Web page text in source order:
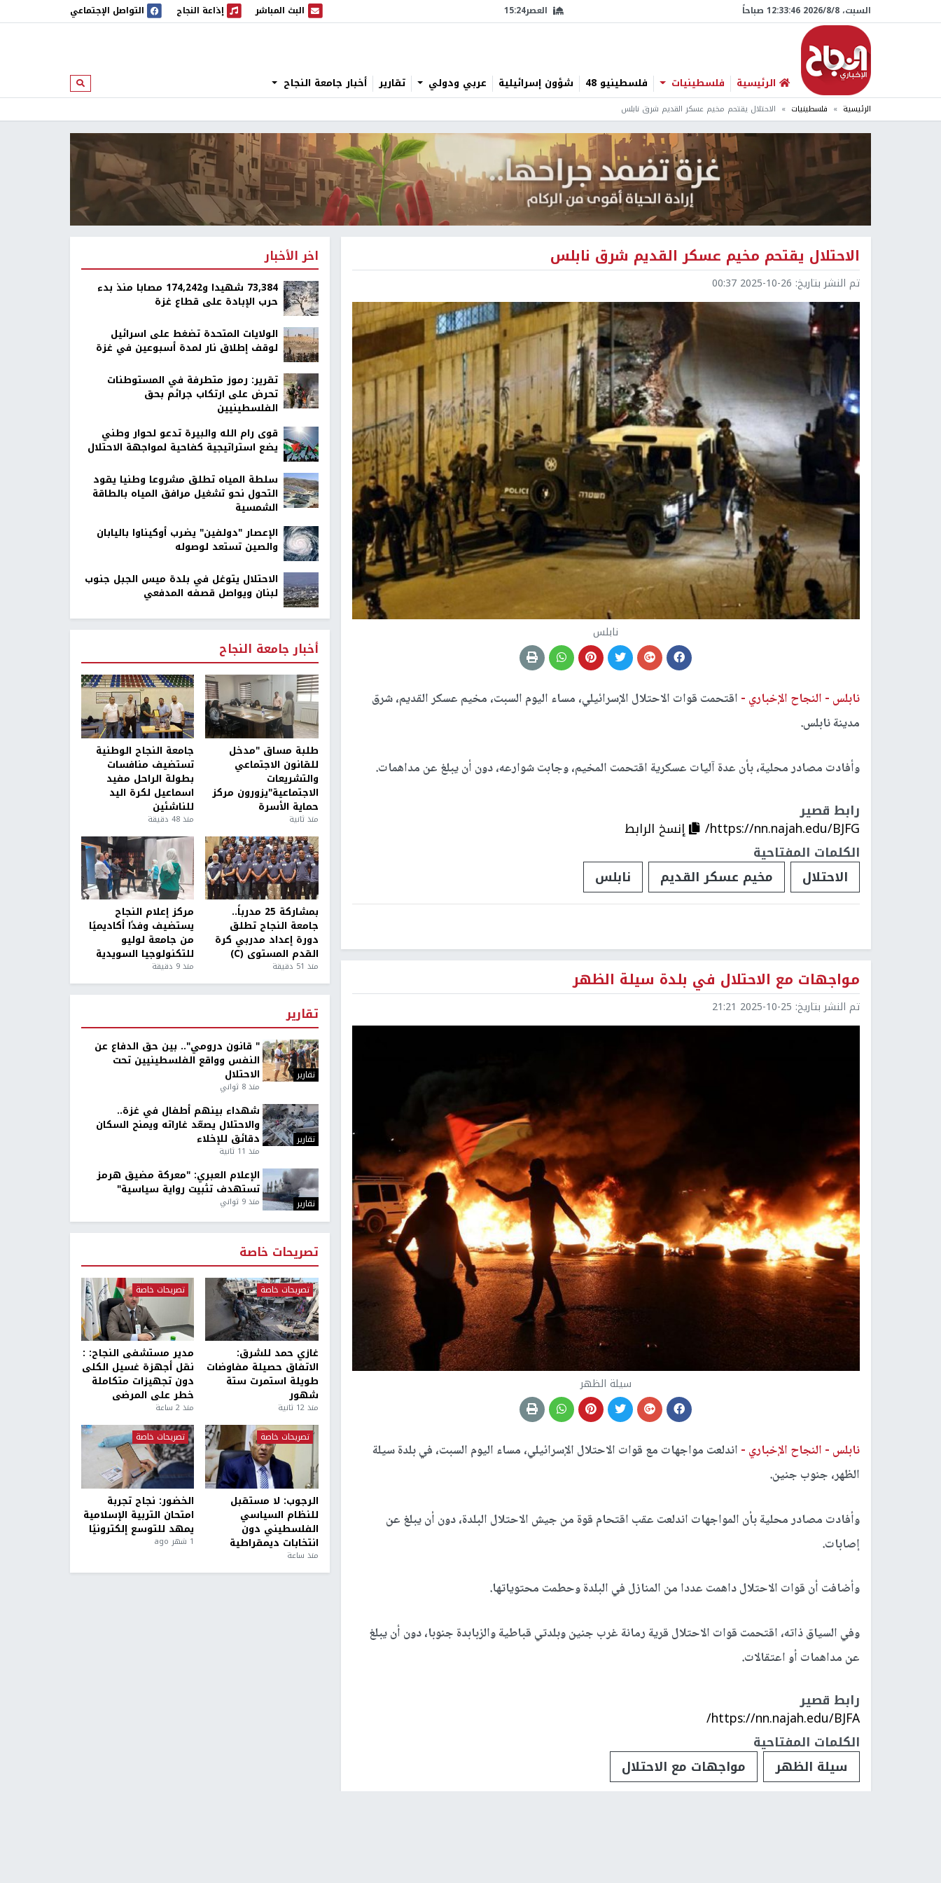
السبت، 8/‏8/‏2026 12:33:47 صباحاً العصر15:24 البث المباشر
البث المباشر إذاعة النجاح
إذاعة النجاح التواصل الإجتماعي
الرئيسية فلسطينيات فلسطينيو 48 شؤون إسرائيلية عربي ودولي تقارير أخبار جامعة النجاح ابحث
الرئيسية فلسطينيات الاحتلال يقتحم مخيم عسكر القديم شرق نابلس
الاحتلال يقتحم مخيم عسكر القديم شرق نابلس
تم النشر بتاريخ: 2025-10-26 00:37
نابلس
نابلس - النجاح الإخباري - اقتحمت قوات الاحتلال الإسرائيلي، مساء اليوم السبت، مخيم عسكر القديم، شرق
مدينة نابلس.
وأفادت مصادر محلية، بأن عدة آليات عسكرية اقتحمت المخيم، وجابت شوارعه، دون أن يبلغ عن مداهمات.
رابط قصير
https://nn.najah.edu/BJFG/
إنسخ الرابط
الكلمات المفتاحية
الاحتلال
مخيم عسكر القديم نابلس
مواجهات مع الاحتلال في بلدة سيلة الظهر
تم النشر بتاريخ: 2025-10-25 21:21
سيلة الظهر
نابلس - النجاح الإخباري - اندلعت مواجهات مع قوات الاحتلال الإسرائيلي، مساء اليوم السبت، في بلدة سيلة
الظهر، جنوب جنين.
وأفادت مصادر محلية بأن المواجهات اندلعت عقب اقتحام قوة من جيش الاحتلال البلدة، دون أن يبلغ عن
إصابات.
وأضافت أن قوات الاحتلال داهمت عددا من المنازل في البلدة وحطمت محتوياتها.
وفي السياق ذاته، اقتحمت قوات الاحتلال قرية رمانة غرب جنين وبلدتي قباطية والزبابدة جنوبا، دون أن يبلغ
عن مداهمات أو اعتقالات.
رابط قصير
https://nn.najah.edu/BJFA/
الكلمات المفتاحية
سيلة الظهر
مواجهات مع الاحتلال
اخر الأخبار
73,384 شهيدا و174,242 مصابا منذ بدء
حرب الإبادة على قطاع غزة
الولايات المتحدة تضغط على اسرائيل
لوقف إطلاق نار لمدة أسبوعين في غزة
تقرير: رموز متطرفة في المستوطنات
تحرض على ارتكاب جرائم بحق
الفلسطينيين
قوى رام الله والبيرة تدعو لحوار وطني
يضع استراتيجية كفاحية لمواجهة الاحتلال
سلطة المياه تطلق مشروعا وطنيا يقود
التحول نحو تشغيل مرافق المياه بالطاقة
الشمسية
الإعصار "دولفين" يضرب أوكيناوا باليابان
والصين تستعد لوصوله
الاحتلال يتوغل في بلدة ميس الجبل جنوب
لبنان ويواصل قصفه المدفعي
أخبار جامعة النجاح
طلبة مساق "مدخل
للقانون الاجتماعي
والتشريعات
الاجتماعية"يزورون مركز
حماية الأسرة
منذ ثانية
جامعة النجاح الوطنية
تستضيف منافسات
بطولة الراحل مفيد
اسماعيل لكرة اليد
للناشئين
منذ 48 دقيقة
بمشاركة 25 مدرباً..
جامعة النجاح تطلق
دورة إعداد مدربي كرة
القدم المستوى (C)
منذ 51 دقيقة
مركز إعلام النجاح
يستضيف وفدًا أكاديميًا
من جامعة لوليو
للتكنولوجيا السويدية
منذ 9 دقيقة
تقارير
تقارير
" قانون درومي".. بين حق الدفاع عن
النفس وواقع الفلسطينيين تحت
الاحتلال
منذ 8 ثواني
تقارير
شهداء بينهم أطفال في غزة..
والاحتلال يصعّد غاراته ويمنح السكان
دقائق للإخلاء
منذ 11 ثانية
تقارير
الإعلام العبري: "معركة مضيق هرمز
تستهدف تثبيت رواية سياسية"
منذ 9 ثواني
تصريحات خاصة
تصريحات خاصة
غازي حمد للشرق:
الاتفاق حصيلة مفاوضات
طويلة استمرت ستة
شهور
منذ 12 ثانية
تصريحات خاصة
مدير مستشفى النجاح: :
نقل أجهزة غسيل الكلى
دون تجهيزات متكاملة
خطر على المرضى
منذ 2 ساعة
تصريحات خاصة
الرجوب: لا مستقبل
للنظام السياسي
الفلسطيني دون
انتخابات ديمقراطية
منذ ساعة
تصريحات خاصة
الخضور: نجاح تجربة
امتحان التربية الإسلامية
يمهد للتوسع إلكترونيًا
1 شهر ago